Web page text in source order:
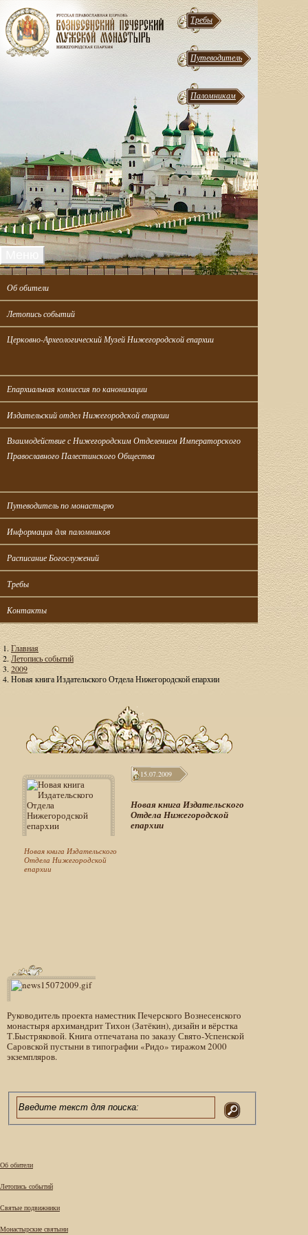
Требы
Путеводитель
Паломникам
Об обители
Летопись событий
Церковно-Археологический Музей Нижегородской епархии
Епархиальная комиссия по канонизации
Издательский отдел Нижегородской епархии
Взаимодействие с Нижегородским Отделением Императорского
Православного Палестинского Общества
Путеводитель по монастырю
Информация для паломников
Расписание Богослужений
Требы
Контакты
Главная
Летопись событий
2009
Новая книга Издательского Отдела Нижегородской епархии
Новая книга Издательского
Отдела Нижегородской
епархии
15.07.2009
Новая книга Издательского
Отдела Нижегородской
епархии
Руководитель проекта наместник Печерского Вознесенского
монастыря архимандрит Тихон (Затёкин), дизайн и вёрстка
Т.Быстряковой. Книга отпечатана по заказу Свято-Успенской
Саровской пустыни в типографии «Ридо» тиражом 2000
экземпляров.
Об обители
Летопись событий
Святые подвижники
Монастырские святыни